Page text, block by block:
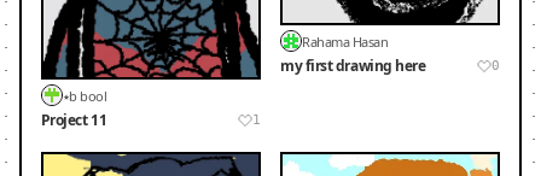
٭b bool
Project 11 1
Rahama Hasan
my first drawing here 0